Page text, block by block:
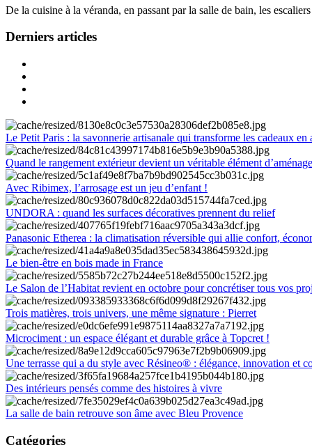
De la cuisine à la véranda, en passant par la salle de bain, les
Derniers articles
Le Petit Paris : la savonnerie artisanale qui transforme les cadeaux en
Quand le rangement extérieur devient un véritable élément
Avec Ribimex, l’arrosage est un jeu d’enfant !
UNDORA : quand les surfaces décoratives prennent du relief
Panasonic Etherea : la climatisation réversible qui allie confort,
Le bien-être en bois made in France
Le Salon de l’Habitat revient en octobre pour concrétiser tous vos
Trois matières, trois univers, une même signature : Pierret
Microciment : un espace élégant et durable grâce à Topcret !
Une terrasse qui a du style avec Résineo® : élégance, innovation et
Des intérieurs pensés comme des histoires à vivre
La salle de bain retrouve son âme avec Bleu Provence
Catégories